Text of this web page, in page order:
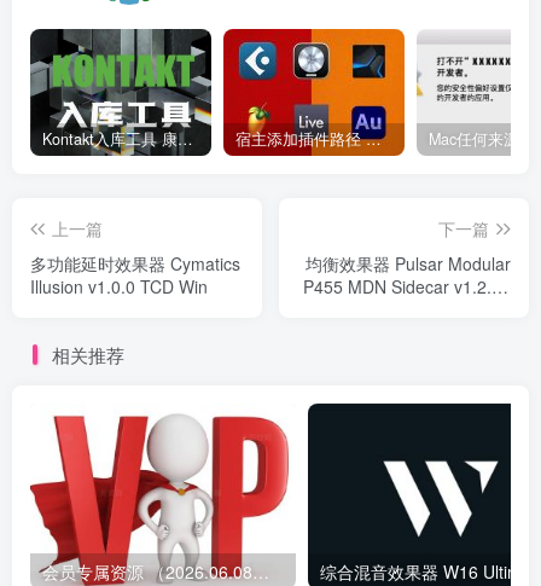
Kontakt入库工具 康泰克入库教程 宿主添加插件路径 插件路径设置 VSTPlugins路径
上一篇
多功能延时效果器 Cymatics
Illusion v1.0.0 TCD Win
下一篇
均衡效果器 Pulsar Modular
P455 MDN Sidecar v1.2.0 /
相关推荐
会员专属资源 （2026.06.08更新）